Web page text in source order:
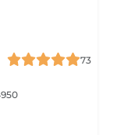
73